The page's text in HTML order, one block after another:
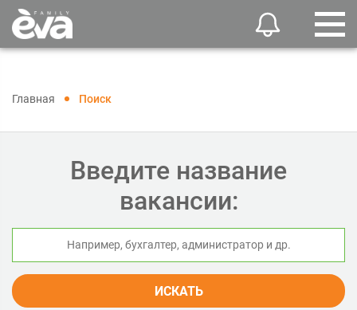
Главная Поиск
Введите название
вакансии:
ИСКАТЬ